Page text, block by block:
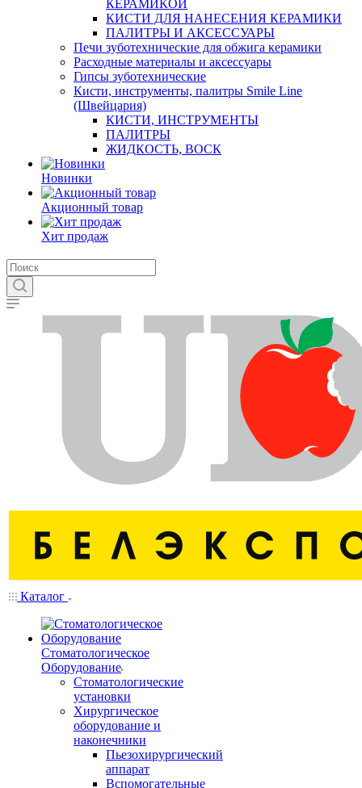
КЕРАМИКОЙ
КИСТИ ДЛЯ НАНЕСЕНИЯ КЕРАМИКИ
ПАЛИТРЫ И АКСЕССУАРЫ
Печи зуботехнические для обжига керамики
Расходные материалы и аксессуары
Гипсы зуботехнические
Кисти, инструменты, палитры Smile Line
(Швейцария)
КИСТИ, ИНСТРУМЕНТЫ
ПАЛИТРЫ
ЖИДКОСТЬ, ВОСК
Новинки
Акционный товар
Хит продаж
Каталог
Стоматологическое
Оборудование
Стоматологические
установки
Хирургическое
оборудование и
наконечники
Пьезохирургический
аппарат
Вспомогательные